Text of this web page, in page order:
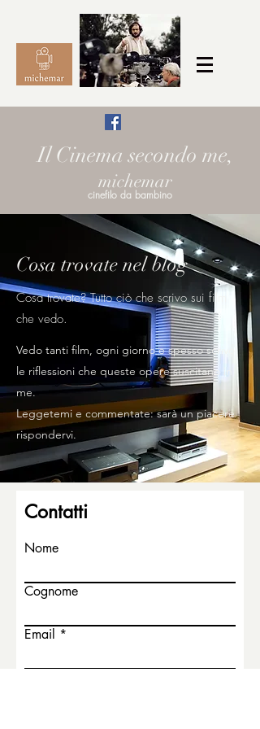
Il Cinema secondo me,
michemar
cinefilo da bambino
Cosa trovate nel blog
Cosa trovate? Tutto ciò che scrivo sui film
che vedo.
Vedo tanti film, ogni giorno e spesso scrivo
le riflessioni che queste opere suscitano in
me.
Leggetemi e commentate: sarà un piacere
rispondervi.
Contatti
Nome
Cognome
Email